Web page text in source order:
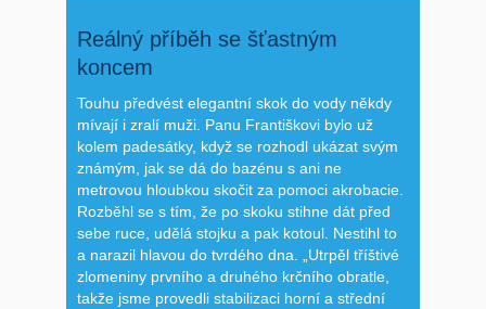
Reálný příběh se šťastným
koncem
Touhu předvést elegantní skok do vody někdy
mívají i zralí muži. Panu Františkovi bylo už
kolem padesátky, když se rozhodl ukázat svým
známým, jak se dá do bazénu s ani ne
metrovou hloubkou skočit za pomoci akrobacie.
Rozběhl se s tím, že po skoku stihne dát před
sebe ruce, udělá stojku a pak kotoul. Nestihl to
a narazil hlavou do tvrdého dna. „Utrpěl tříštivé
zlomeniny prvního a druhého krčního obratle,
takže jsme provedli stabilizaci horní a střední